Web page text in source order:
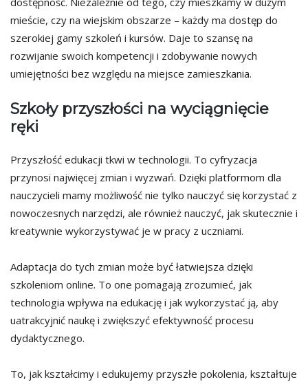
mieście, czy na wiejskim obszarze – każdy ma dostęp do
szerokiej gamy szkoleń i kursów. Daje to szansę na
rozwijanie swoich kompetencji i zdobywanie nowych
umiejętności bez względu na miejsce zamieszkania.
Szkoły przyszłości na wyciągnięcie
ręki
Przyszłość edukacji tkwi w technologii. To cyfryzacja
przynosi najwięcej zmian i wyzwań. Dzięki platformom dla
nauczycieli mamy możliwość nie tylko nauczyć się korzystać z
nowoczesnych narzędzi, ale również nauczyć, jak skutecznie i
kreatywnie wykorzystywać je w pracy z uczniami.
Adaptacja do tych zmian może być łatwiejsza dzięki
szkoleniom online. To one pomagają zrozumieć, jak
technologia wpływa na edukację i jak wykorzystać ją, aby
uatrakcyjnić naukę i zwiększyć efektywność procesu
dydaktycznego.
To, jak kształcimy i edukujemy przyszłe pokolenia, kształtuje